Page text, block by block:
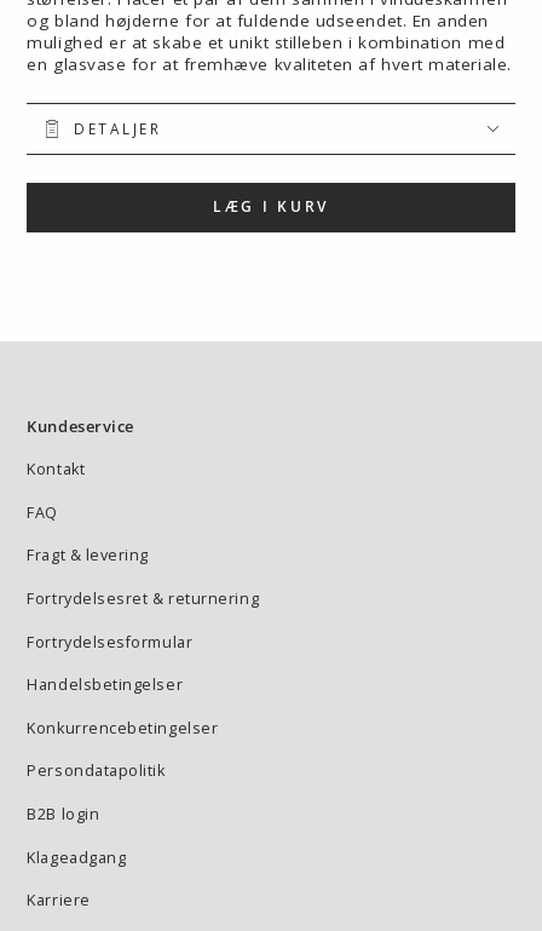
og bland højderne for at fuldende udseendet. En anden
mulighed er at skabe et unikt stilleben i kombination med
en glasvase for at fremhæve kvaliteten af hvert materiale.
DETALJER
LÆG I KURV
Kundeservice
Kontakt
FAQ
Fragt & levering
Fortrydelsesret & returnering
Fortrydelsesformular
Handelsbetingelser
Konkurrencebetingelser
Persondatapolitik
B2B login
Klageadgang
Karriere